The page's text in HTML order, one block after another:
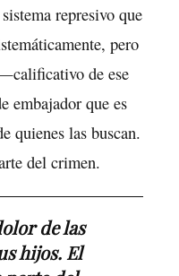
represivo que
pero
de ese
embajador que es
quienes las buscan.
del crimen.
de las
hijos. El